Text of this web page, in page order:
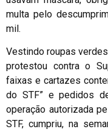
multa pelo
mil.
Vestindo roupas
protestou contra o
faixas e cartazes
do STF” e pedidos
operação autorizada
STF, cumpriu, na